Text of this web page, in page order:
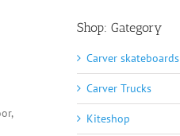
Shop: Gategory
Carver skateboards
Carver Trucks
Kiteshop